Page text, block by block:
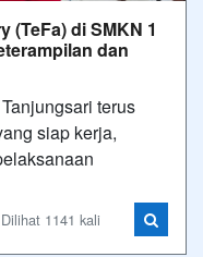
(TeFa) di SMKN 1
dan
terus
siap kerja,
1141 kali